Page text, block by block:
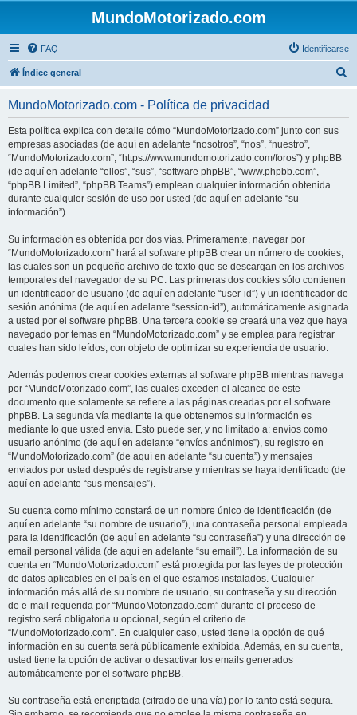
MundoMotorizado.com
FAQ Identificarse
Índice general
MundoMotorizado.com - Política de privacidad
Esta política explica con detalle cómo “MundoMotorizado.com” junto con sus
empresas asociadas (de aquí en adelante “nosotros”, “nos”, “nuestro”,
“MundoMotorizado.com”, “https://www.mundomotorizado.com/foros”) y phpBB
(de aquí en adelante “ellos”, “sus”, “software phpBB”, “www.phpbb.com”,
“phpBB Limited”, “phpBB Teams”) emplean cualquier información obtenida
durante cualquier sesión de uso por usted (de aquí en adelante “su
información”).
Su información es obtenida por dos vías. Primeramente, navegar por
“MundoMotorizado.com” hará al software phpBB crear un número de cookies,
las cuales son un pequeño archivo de texto que se descargan en los archivos
temporales del navegador de su PC. Las primeras dos cookies sólo contienen
un identificador de usuario (de aquí en adelante “user-id”) y un identificador de
sesión anónima (de aquí en adelante “session-id”), automáticamente asignada
a usted por el software phpBB. Una tercera cookie se creará una vez que haya
navegado por temas en “MundoMotorizado.com” y se emplea para registrar
cuales han sido leídos, con objeto de optimizar su experiencia de usuario.
Además podemos crear cookies externas al software phpBB mientras navega
por “MundoMotorizado.com”, las cuales exceden el alcance de este
documento que solamente se refiere a las páginas creadas por el software
phpBB. La segunda vía mediante la que obtenemos su información es
mediante lo que usted envía. Esto puede ser, y no limitado a: envíos como
usuario anónimo (de aquí en adelante “envíos anónimos”), su registro en
“MundoMotorizado.com” (de aquí en adelante “su cuenta”) y mensajes
enviados por usted después de registrarse y mientras se haya identificado (de
aquí en adelante “sus mensajes”).
Su cuenta como mínimo constará de un nombre único de identificación (de
aquí en adelante “su nombre de usuario”), una contraseña personal empleada
para la identificación (de aquí en adelante “su contraseña”) y una dirección de
email personal válida (de aquí en adelante “su email”). La información de su
cuenta en “MundoMotorizado.com” está protegida por las leyes de protección
de datos aplicables en el país en el que estamos instalados. Cualquier
información más allá de su nombre de usuario, su contraseña y su dirección
de e-mail requerida por “MundoMotorizado.com” durante el proceso de
registro será obligatoria u opcional, según el criterio de
“MundoMotorizado.com”. En cualquier caso, usted tiene la opción de qué
información en su cuenta será públicamente exhibida. Además, en su cuenta,
usted tiene la opción de activar o desactivar los emails generados
automáticamente por el software phpBB.
Su contraseña está encriptada (cifrado de una vía) por lo tanto está segura.